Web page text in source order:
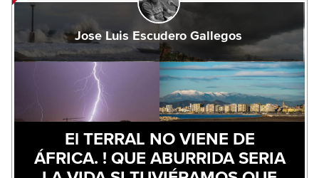
Jose Luis Escudero Gallegos
El TERRAL NO VIENE DE
ÁFRICA. ! QUE ABURRIDA SERIA